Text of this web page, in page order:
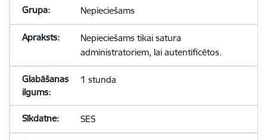
Nepieciešams
Nepieciešams tikai satura
administratoriem, lai autentificētos.
1 stunda
SES